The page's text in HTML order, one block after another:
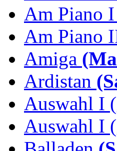
Am Piano
Am Piano
Amiga
Ardistan
Auswahl I
Auswahl I